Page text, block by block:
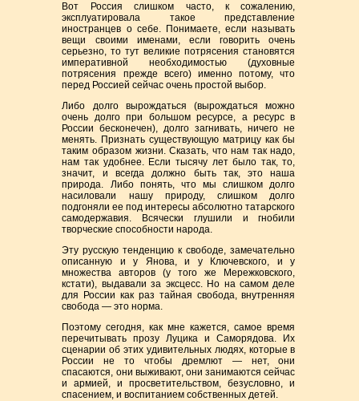
Вот Россия слишком часто, к сожалению,
эксплуатировала такое представление
иностранцев о себе. Понимаете, если называть
вещи своими именами, если говорить очень
серьезно, то тут великие потрясения становятся
императивной необходимостью (духовные
потрясения прежде всего) именно потому, что
перед Россией сейчас очень простой выбор.
Либо долго вырождаться (вырождаться можно
очень долго при большом ресурсе, а ресурс в
России бесконечен), долго загнивать, ничего не
менять. Признать существующую матрицу как бы
таким образом жизни. Сказать, что нам так надо,
нам так удобнее. Если тысячу лет было так, то,
значит, и всегда должно быть так, это наша
природа. Либо понять, что мы слишком долго
насиловали нашу природу, слишком долго
подгоняли ее под интересы абсолютно татарского
самодержавия. Всячески глушили и гнобили
творческие способности народа.
Эту русскую тенденцию к свободе, замечательно
описанную и у Янова, и у Ключевского, и у
множества авторов (у того же Мережковского,
кстати), выдавали за эксцесс. Но на самом деле
для России как раз тайная свобода, внутренняя
свобода — это норма.
Поэтому сегодня, как мне кажется, самое время
перечитывать прозу Луцика и Саморядова. Их
сценарии об этих удивительных людях, которые в
России не то чтобы дремлют — нет, они
спасаются, они выживают, они занимаются сейчас
и армией, и просветительством, безусловно, и
спасением, и воспитанием собственных детей.